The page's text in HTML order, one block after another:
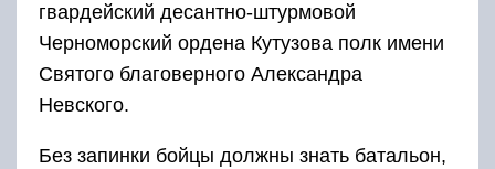
гвардейский десантно-штурмовой
Черноморский ордена Кутузова полк имени
Святого благоверного Александра
Невского.
Без запинки бойцы должны знать батальон,